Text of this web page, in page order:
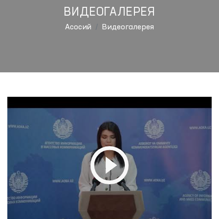
ВИДЕОГАЛЕРЕЯ
Aсосий Видеогалерея